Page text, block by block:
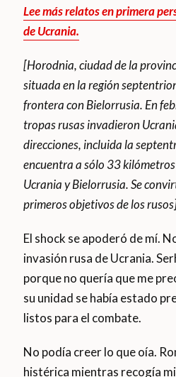
Lee más relatos en primera
de Ucrania.
[Horodnia, ciudad de la
situada en la región
frontera con Bielorrusia. En
tropas rusas invadieron
direcciones, incluida la
encuentra a sólo 33
Ucrania y Bielorrusia. Se
primeros objetivos de los
El shock se apoderó de mí.
invasión rusa de Ucrania.
porque no quería que me
su unidad se había estado
listos para el combate.
No podía creer lo que oía.
histérica mientras recogía